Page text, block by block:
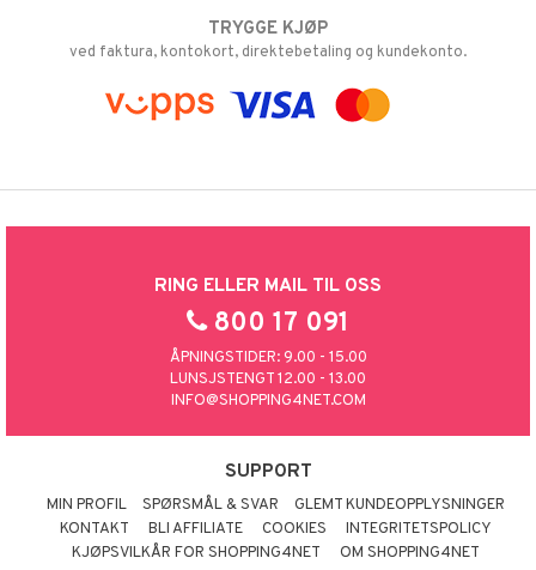
TRYGGE KJØP
ved faktura, kontokort, direktebetaling og kundekonto.
RING ELLER MAIL TIL OSS
800 17 091
ÅPNINGSTIDER: 9.00 - 15.00
LUNSJSTENGT 12.00 - 13.00
INFO@SHOPPING4NET.COM
SUPPORT
MIN PROFIL SPØRSMÅL & SVAR
GLEMT KUNDEOPPLYSNINGER
KONTAKT
BLI AFFILIATE COOKIES
INTEGRITETSPOLICY
KJØPSVILKÅR FOR SHOPPING4NET
OM SHOPPING4NET